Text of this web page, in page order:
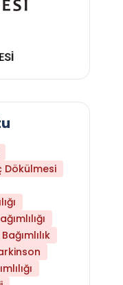
Dökülmesi